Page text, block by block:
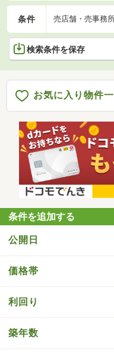
条件 売店舗・売事務
検索条件を保存
お気に入り物件
条件を追加する
公開日
価格帯
利回り
築年数